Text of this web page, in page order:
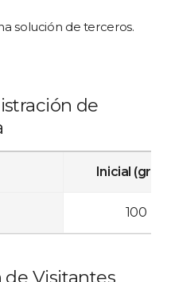
solución de terceros.
de
Inicial
100
de Visitantes